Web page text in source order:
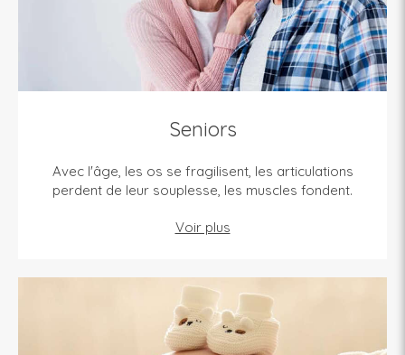
Seniors
Avec l'âge, les os se fragilisent, les articulations
perdent de leur souplesse, les muscles fondent.
Voir plus